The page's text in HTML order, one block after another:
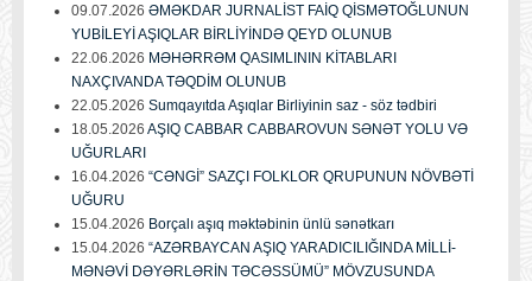
09.07.2026 ƏMƏKDAR JURNALİST FAİQ QİSMƏTOĞLUNUN
YUBİLEYİ AŞIQLAR BİRLİYİNDƏ QEYD OLUNUB
22.06.2026 MƏHƏRRƏM QASIMLININ KİTABLARI
NAXÇIVANDA TƏQDİM OLUNUB
22.05.2026 Sumqayıtda Aşıqlar Birliyinin saz - söz tədbiri
18.05.2026 AŞIQ CABBAR CABBAROVUN SƏNƏT YOLU VƏ
UĞURLARI
16.04.2026 “CƏNGİ” SAZÇI FOLKLOR QRUPUNUN NÖVBƏTİ
UĞURU
15.04.2026 Borçalı aşıq məktəbinin ünlü sənətkarı
15.04.2026 “AZƏRBAYCAN AŞIQ YARADICILIĞINDA MİLLİ-
MƏNƏVİ DƏYƏRLƏRİN TƏCƏSSÜMÜ” MÖVZUSUNDA